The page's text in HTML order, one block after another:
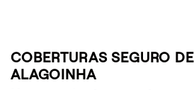
COBERTURAS SEGURO
ALAGOINHA